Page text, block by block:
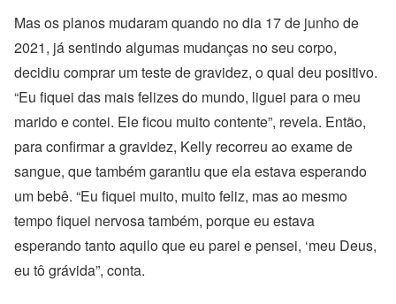
Mas os planos mudaram quando no dia 17 de junho de
2021, já sentindo algumas mudanças no seu corpo,
decidiu comprar um teste de gravidez, o qual deu positivo.
“Eu fiquei das mais felizes do mundo, liguei para o meu
marido e contei. Ele ficou muito contente”, revela. Então,
para confirmar a gravidez, Kelly recorreu ao exame de
sangue, que também garantiu que ela estava esperando
um bebê. “Eu fiquei muito, muito feliz, mas ao mesmo
tempo fiquei nervosa também, porque eu estava
esperando tanto aquilo que eu parei e pensei, ‘meu Deus,
eu tô grávida”, conta.